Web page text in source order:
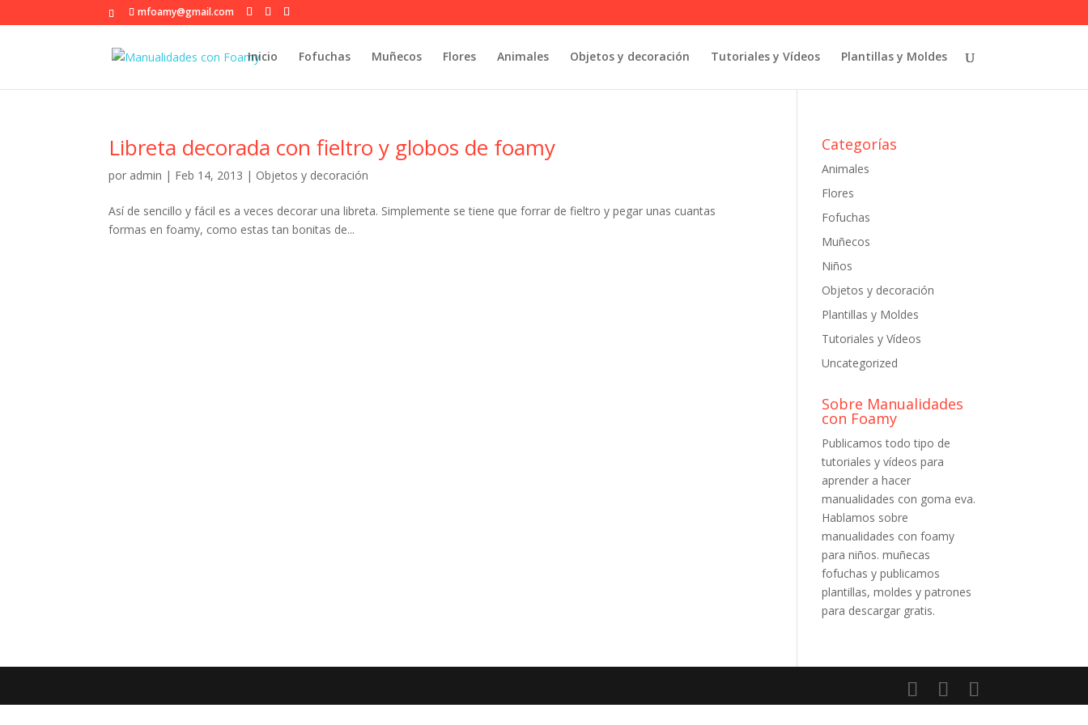
mfoamy@gmail.com
Inicio Fofuchas Muñecos Flores Animales Objetos y decoración Tutoriales y Vídeos Plantillas y Moldes
Libreta decorada con fieltro y globos de foamy
por admin | Feb 14, 2013 | Objetos y decoración
Así de sencillo y fácil es a veces decorar una libreta. Simplemente se tiene que forrar de fieltro y pegar unas cuantas
formas en foamy, como estas tan bonitas de...
Categorías
Animales
Flores
Fofuchas
Muñecos
Niños
Objetos y decoración
Plantillas y Moldes
Tutoriales y Vídeos
Uncategorized
Sobre Manualidades
con Foamy
Publicamos todo tipo de
tutoriales y vídeos para
aprender a hacer
manualidades con goma eva.
Hablamos sobre
manualidades con foamy
para niños. muñecas
fofuchas y publicamos
plantillas, moldes y patrones
para descargar gratis.